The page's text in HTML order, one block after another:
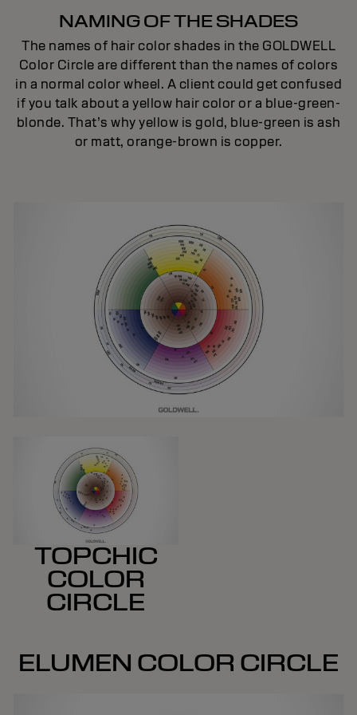
NAMING OF THE SHADES
The names of hair color shades in the GOLDWELL
Color Circle are different than the names of colors
in a normal color wheel. A client could get confused
if you talk about a yellow hair color or a blue-green-
blonde. That’s why yellow is gold, blue-green is ash
or matt, orange-brown is copper.
TOPCHIC
COLOR
CIRCLE
ELUMEN COLOR CIRCLE